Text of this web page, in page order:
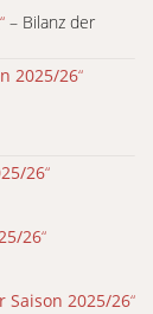
“ – Bilanz der
2025/26“
26“
26“
Saison 2025/26“